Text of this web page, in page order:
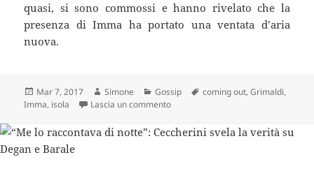
quasi, si sono commossi e hanno rivelato che la
presenza di Imma ha portato una ventata d’aria
nuova.
Scritto
il
Mar 7, 2017 Autore
Simone Categorie
Gossip Tag
coming out,Grimaldi,
Imma, isola Lascia un commentosu Eva e Imma Battaglia stanno